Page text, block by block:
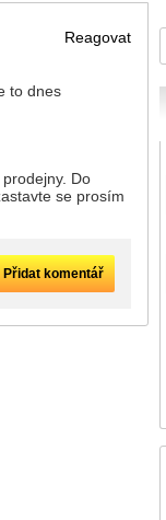
Reagovat
Do
se prosím
Přidat komentář